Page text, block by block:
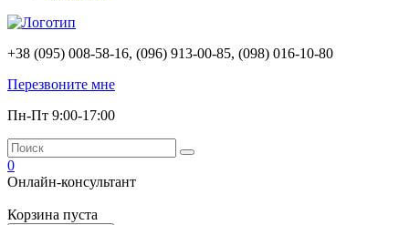
+38 (095) 008-58-16, (096) 913-00-85, (098) 016-10-80
Перезвоните мне
Пн-Пт 9:00-17:00
0
Онлайн-консультант
Корзина пуста